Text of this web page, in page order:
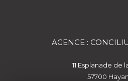
AGENCE :
11 Esplanade de
57700